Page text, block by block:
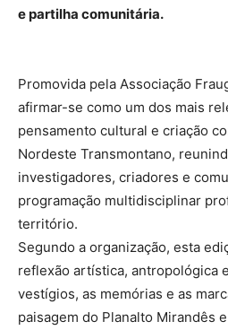
e partilha comunitária.
Promovida pela Associação
afirmar-se como um dos mais
pensamento cultural e criação
Nordeste Transmontano,
investigadores, criadores e
programação multidisciplinar
território.
Segundo a organização, esta
reflexão artística, antropológica
vestígios, as memórias e as
paisagem do Planalto Mirandês